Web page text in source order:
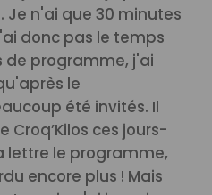
Je n'ai que 30 minutes
donc pas le temps
de programme, j'ai
le
été invités. Il
ces jours-
lettre le programme,
encore plus ! Mais